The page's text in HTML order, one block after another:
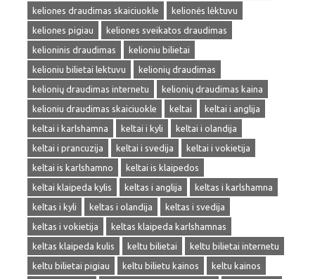
keliones draudimas skaiciuokle
kelionės lėktuvu
keliones pigiau
keliones sveikatos draudimas
kelioninis draudimas
kelioniu bilietai
kelioniu bilietai lektuvu
kelionių draudimas
kelionių draudimas internetu
kelionių draudimas kaina
kelioniu draudimas skaiciuokle
keltai
keltai i anglija
keltai i karlshamna
keltai i kyli
keltai i olandija
keltai i prancuzija
keltai i svedija
keltai i vokietija
keltai is karlshamno
keltai is klaipedos
keltai klaipeda kylis
keltas i anglija
keltas i karlshamna
keltas i kyli
keltas i olandija
keltas i svedija
keltas i vokietija
keltas klaipeda karlshamnas
keltas klaipeda kulis
keltu bilietai
keltu bilietai internetu
keltu bilietai pigiau
keltu bilietu kainos
keltu kainos